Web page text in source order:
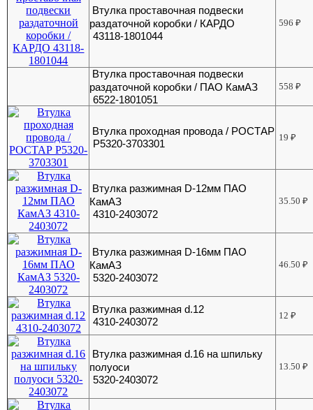
Втулка проставочная подвески
раздаточной коробки / КАРДО
43118-1801044
596₽
Втулка проставочная подвески
раздаточной коробки / ПАО КамАЗ
6522-1801051
558₽
Втулка проходная провода / РОСТАР
Р5320-3703301
19₽
Втулка разжимная D-12мм ПАО
КамАЗ
4310-2403072
35.50₽
Втулка разжимная D-16мм ПАО
КамАЗ
5320-2403072
46.50₽
Втулка разжимная d.12
4310-2403072
12₽
Втулка разжимная d.16 на шпильку
полуоси
5320-2403072
13.50₽